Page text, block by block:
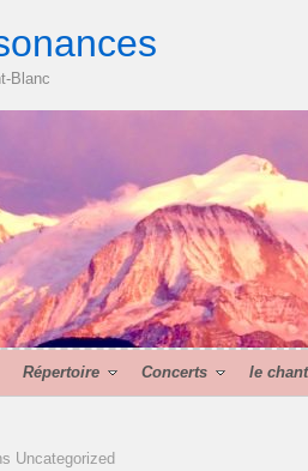
Blanc
Répertoire Concerts le
Uncategorized